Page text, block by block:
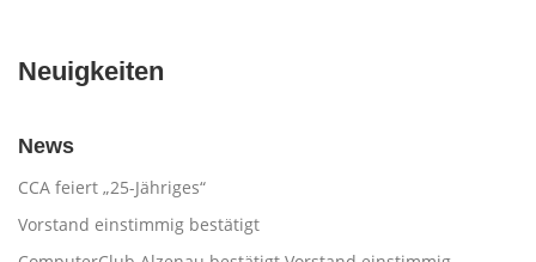
Neuigkeiten
News
CCA feiert „25-Jähriges“
Vorstand einstimmig bestätigt